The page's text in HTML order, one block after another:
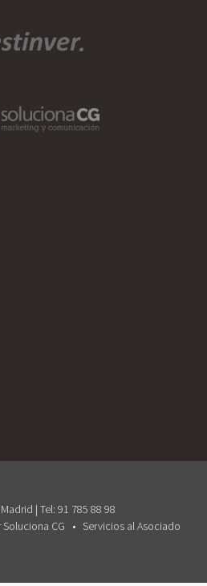
| Tel: 91 785 88 98
CG Servicios al Asociado